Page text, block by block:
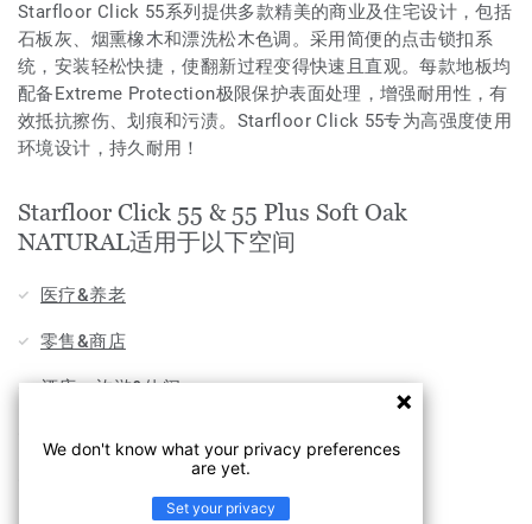
Starfloor Click 55系列提供多款精美的商业及住宅设计，包括
石板灰、烟熏橡木和漂洗松木色调。采用简便的点击锁扣系
统，安装轻松快捷，使翻新过程变得快速且直观。每款地板均
配备Extreme Protection极限保护表面处理，增强耐用性，有
效抵抗擦伤、划痕和污渍。Starfloor Click 55专为高强度使用
环境设计，持久耐用！
Starfloor Click 55 & 55 Plus Soft Oak
NATURAL适用于以下空间
医疗&养老
零售&商店
酒店，旅游&休闲
We don't know what your privacy preferences
are yet.
Set your privacy